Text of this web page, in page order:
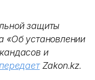
защиты
«Об установлении
и
Zakon.kz.